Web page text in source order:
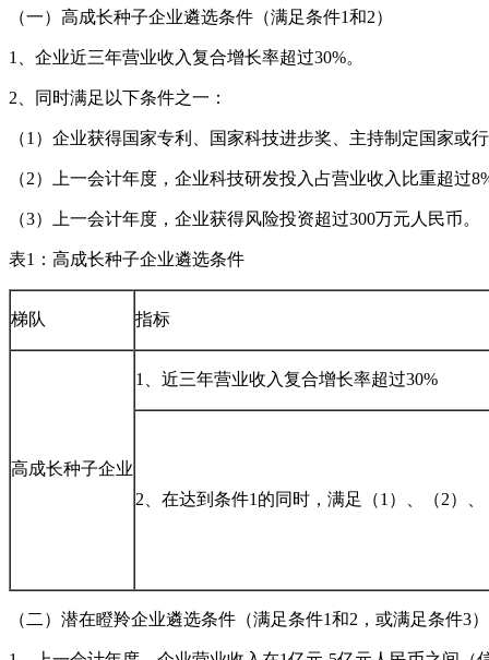
（一）高成长种子企业遴选条件（满足条件1和2）
1、企业近三年营业收入复合增长率超过30%。
2、同时满足以下条件之一：
（1）企业获得国家专利、国家科技进步奖、主持制定国家或
（2）上一会计年度，企业科技研发投入占营业收入比重超过
（3）上一会计年度，企业获得风险投资超过300万元人民币。
表1：高成长种子企业遴选条件
梯队 指标
高成长种子企业
1、近三年营业收入复合增长率超过30%
2、在达到条件1的同时，满足（1）、（2）
（二）潜在瞪羚企业遴选条件（满足条件1和2，或满足条件3）